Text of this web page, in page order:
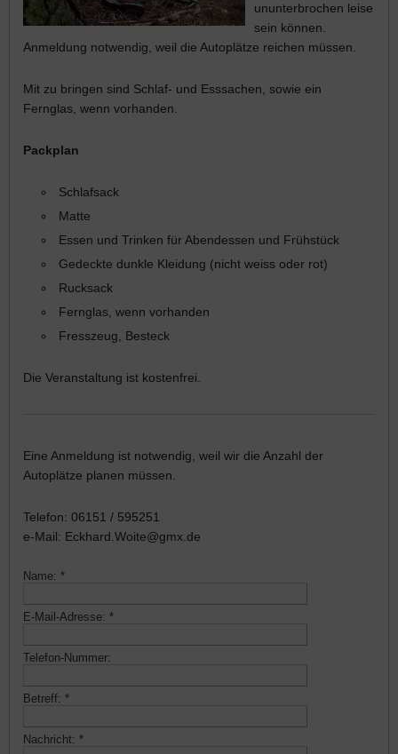
ununterbrochen leise
sein können.
Anmeldung notwendig, weil die Autoplätze reichen müssen.
Mit zu bringen sind Schlaf- und Esssachen, sowie ein
Fernglas, wenn vorhanden.
Packplan
Schlafsack
Matte
Essen und Trinken für Abendessen und Frühstück
Gedeckte dunkle Kleidung (nicht weiss oder rot)
Rucksack
Fernglas, wenn vorhanden
Fresszeug, Besteck
Die Veranstaltung ist kostenfrei.
Eine Anmeldung ist notwendig, weil wir die Anzahl der
Autoplätze planen müssen.
Telefon: 06151 / 595251
e-Mail: Eckhard.Woite@gmx.de
Name: *
E-Mail-Adresse: *
Telefon-Nummer:
Betreff: *
Nachricht: *